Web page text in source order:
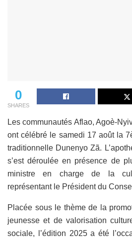
0
SHARES
Les communautés Aflao, Agoè-
ont célébré le samedi 17 août la
traditionnelle Dunenyo Zã.
s’est déroulée en présence de
ministre en charge de la
représentant le Président du
Placée sous le thème de la
jeunesse et de valorisation
sociale, l’édition 2025 a été